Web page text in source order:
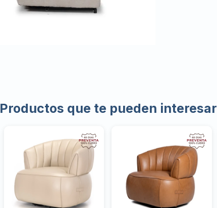
Productos que te pueden interesar